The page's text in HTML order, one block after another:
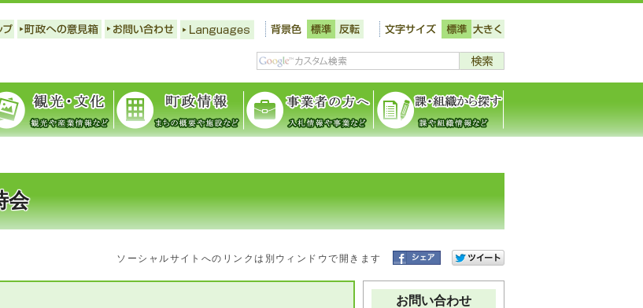
会
ソーシャルサイトへのリンクは別ウィンドウで開きます
お問い合わせ